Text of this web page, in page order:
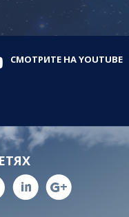
СМОТРИТЕ НА YOUTUBE